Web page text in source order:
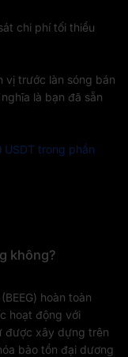
chi phí tối thiểu
vị trước làn sóng bán
là bạn đã sẵn
trong phần
không?
hoàn toàn
hoạt động với
được xây dựng trên
bảo tồn đại dương